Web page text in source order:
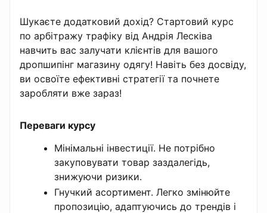
Шукаєте додатковий дохід? Стартовий курс
по арбітражу трафіку від Андрія Лесківа
навчить вас залучати клієнтів для вашого
дропшипінг магазину одягу! Навіть без досвіду,
ви освоїте ефективні стратегії та почнете
заробляти вже зараз!
Переваги курсу
Мінімальні інвестиції. Не потрібно
закуповувати товар заздалегідь,
знижуючи ризики.
Гнучкий асортимент. Легко змінюйте
пропозицію, адаптуючись до трендів і